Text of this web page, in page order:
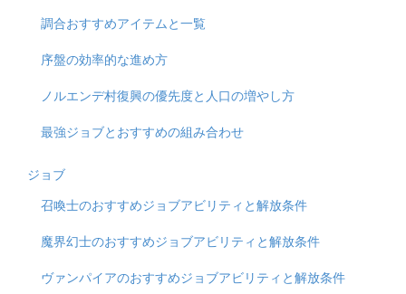
調合おすすめアイテムと一覧
序盤の効率的な進め方
ノルエンデ村復興の優先度と人口の増やし方
最強ジョブとおすすめの組み合わせ
ジョブ
召喚士のおすすめジョブアビリティと解放条件
魔界幻士のおすすめジョブアビリティと解放条件
ヴァンパイアのおすすめジョブアビリティと解放条件